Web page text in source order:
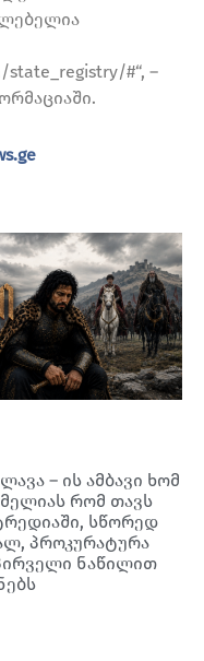
#“, –
– ის ამბავი ხომ
მელიას რომ თავს
სწორედ
პროკურატურა
ნაწილით